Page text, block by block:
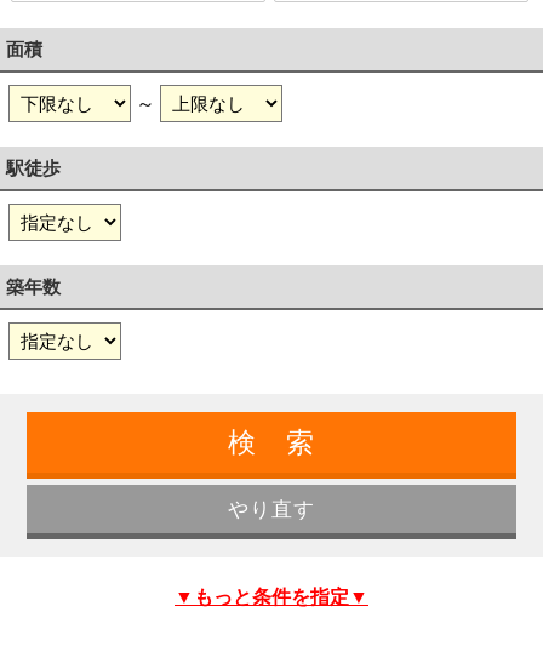
面積
～
駅徒歩
築年数
▼もっと条件を指定▼